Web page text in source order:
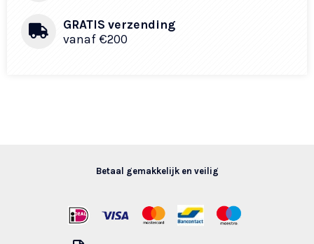
GRATIS verzending
vanaf €200
Betaal gemakkelijk en veilig